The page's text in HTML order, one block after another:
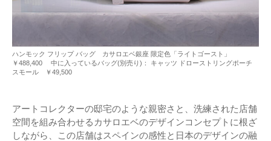
ハンモック フリップ バッグ カサロエベ銀座 限定色「ライトゴースト」
￥488,400 中に入っているバッグ(別売り)： キャッツ ドローストリングポーチ
スモール ￥49,500
アートコレクターの邸宅のような親密さと、洗練された店舗
空間を組み合わせるカサロエベのデザインコンセプトに根ざ
しながら、この店舗はスペインの感性と日本のデザインの融